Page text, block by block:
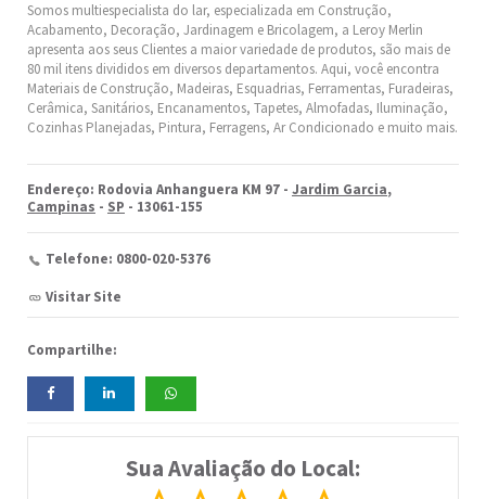
Somos multiespecialista do lar, especializada em Construção,
Acabamento, Decoração, Jardinagem e Bricolagem, a Leroy Merlin
apresenta aos seus Clientes a maior variedade de produtos, são mais de
80 mil itens divididos em diversos departamentos. Aqui, você encontra
Materiais de Construção, Madeiras, Esquadrias, Ferramentas, Furadeiras,
Cerâmica, Sanitários, Encanamentos, Tapetes, Almofadas, Iluminação,
Cozinhas Planejadas, Pintura, Ferragens, Ar Condicionado e muito mais.
Endereço: Rodovia Anhanguera KM 97 - Jardim Garcia,
Campinas - SP - 13061-155
Telefone: 0800-020-5376
Visitar Site
Compartilhe:
Sua Avaliação do Local: